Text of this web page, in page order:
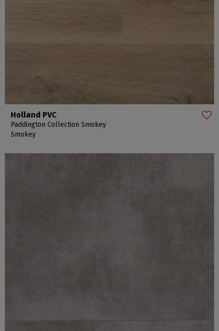
Holland PVC
Paddington Collection Smokey
Smokey